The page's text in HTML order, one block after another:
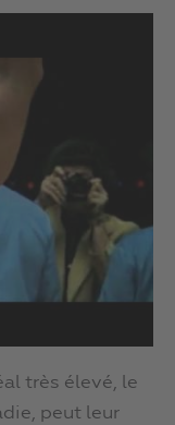
très élevé, le
peut leur